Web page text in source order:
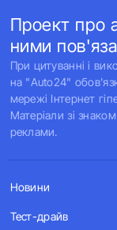
Проект про
ними
При цитуванні і
на "Auto24"
мережі Інтернет
Матеріали зі
реклами.
Новини
Тест-драйв